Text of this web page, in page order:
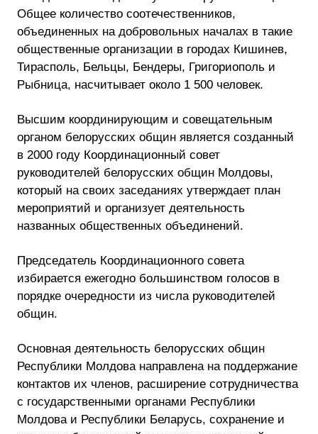
Общее количество соотечественников,
объединенных на добровольных началах в такие
общественные организации в городах Кишинев,
Тирасполь, Бельцы, Бендеры, Григориополь и
Рыбница, насчитывает около 1 500 человек.
Высшим координирующим и совещательным
органом белорусских общин является созданный
в 2000 году Координационный совет
руководителей белорусских общин Молдовы,
который на своих заседаниях утверждает план
мероприятий и организует деятельность
названных общественных объединений.
Председатель Координационного совета
избирается ежегодно большинством голосов в
порядке очередности из числа руководителей
общин.
Основная деятельность белорусских общин
Республики Молдова направлена на поддержание
контактов их членов, расширение сотрудничества
с государственными органами Республики
Молдова и Республики Беларусь, сохранение и